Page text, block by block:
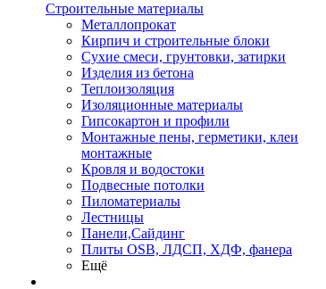
Строительные материалы
Металлопрокат
Кирпич и строительные блоки
Сухие смеси, грунтовки, затирки
Изделия из бетона
Теплоизоляция
Изоляционные материалы
Гипсокартон и профили
Монтажные пены, герметики, клеи
монтажные
Кровля и водостоки
Подвесные потолки
Пиломатериалы
Лестницы
Панели,Сайдинг
Плиты OSB, ЛДСП, ХДФ, фанера
Ещё